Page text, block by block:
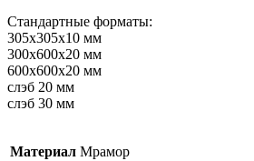
Стандартные форматы:
305х305х10 мм
300х600х20 мм
600х600х20 мм
слэб 20 мм
слэб 30 мм
Материал Мрамор